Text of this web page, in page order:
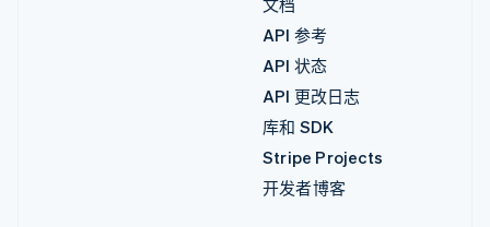
API 参考
API 状态
API 更改日志
库和 SDK
Stripe Projects
开发者博客